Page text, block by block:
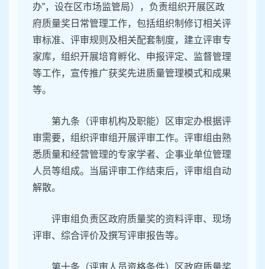
办”，设在区市场监管局），负责组织开展区政
府质量奖日常管理工作，包括组织制修订相关评
审标准、评审规则及相关配套制度，建立评审专
家库，组织开展培育孵化、申报评定、监督管理
等工作，宣传推广获奖先进质量管理模式和成果
等。
第九条（评审机构及职能）区审定办根据评
审需要，组织评审组开展评审工作。评审组由熟
悉质量和经营管理的专家学者、企事业单位管理
人员等组成。当届评审工作结束后，评审组自动
解散。
评审组负责区政府质量奖的资料评审、现场
评审、综合评价及撰写评审报告等。
第十条（评审人员资格条件）区政府质量奖